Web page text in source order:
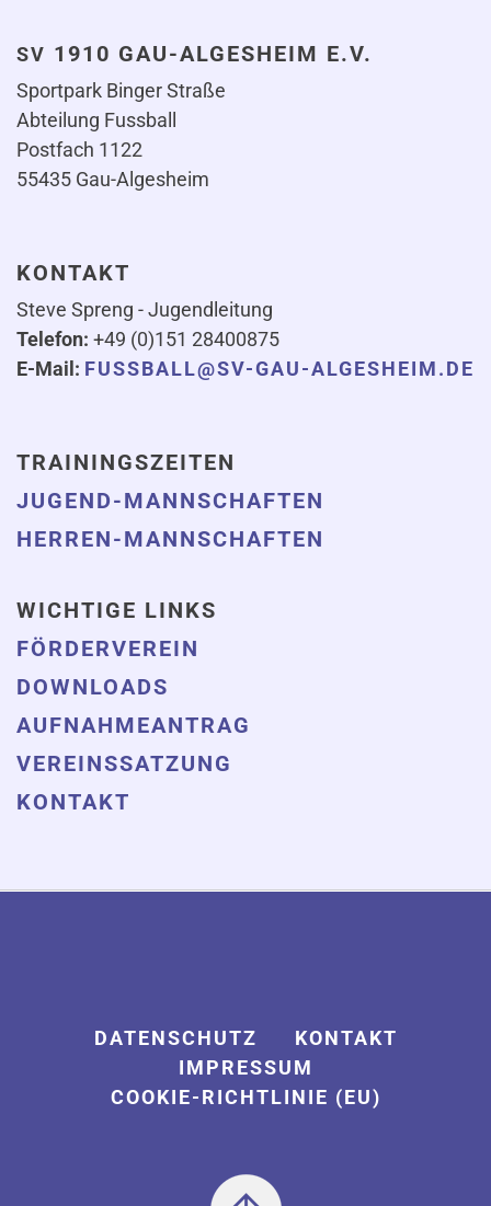
SV 1910 GAU-ALGESHEIM E.V.
Sportpark Binger Straße
Abteilung Fussball
Postfach 1122
55435 Gau-Algesheim
KONTAKT
Steve Spreng - Jugendleitung
Telefon: +49 (0)151 28400875
E-Mail: FUSSBALL@SV-GAU-ALGESHEIM.DE
TRAININGSZEITEN
JUGEND-MANNSCHAFTEN
HERREN-MANNSCHAFTEN
WICHTIGE LINKS
FÖRDERVEREIN
DOWNLOADS
AUFNAHMEANTRAG
VEREINSSATZUNG
KONTAKT
DATENSCHUTZ
KONTAKT
IMPRESSUM
COOKIE-RICHTLINIE (EU)